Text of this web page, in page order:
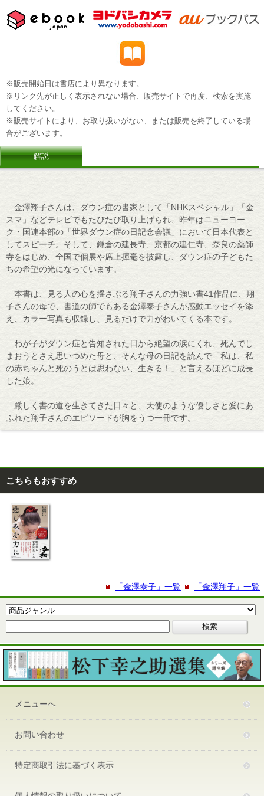
※販売開始日は書店により異なります。
※リンク先が正しく表示されない場合、販売サイトで再度、検索を実施
してください。
※販売サイトにより、お取り扱いがない、または販売を終了している場
合がございます。
解説
金澤翔子さんは、ダウン症の書家として「NHKスペシャル」「金
スマ」などテレビでもたびたび取り上げられ、昨年はニューヨー
ク・国連本部の「世界ダウン症の日記念会議」において日本代表と
してスピーチ。そして、鎌倉の建長寺、京都の建仁寺、奈良の薬師
寺をはじめ、全国で個展や席上揮毫を披露し、ダウン症の子どもた
ちの希望の光になっています。
本書は、見る人の心を揺さぶる翔子さんの力強い書41作品に、翔
子さんの母で、書道の師でもある金澤泰子さんが感動エッセイを添
え、カラー写真も収録し、見るだけで力がわいてくる本です。
わが子がダウン症と告知された日から絶望の涙にくれ、死んでし
まおうとさえ思いつめた母と、そんな母の日記を読んで「私は、私
の赤ちゃんと死のうとは思わない、生きる！」と言えるほどに成長
した娘。
厳しく書の道を生きてきた日々と、天使のような優しさと愛にあ
ふれた翔子さんのエピソードが胸をうつ一冊です。
こちらもおすすめ
「金澤翔子」一覧
「金澤泰子」一覧
メニューへ
お問い合わせ
特定商取引法に基づく表示